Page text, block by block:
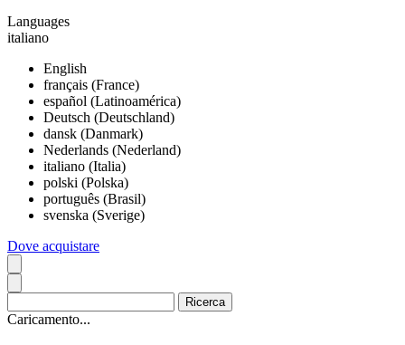
Languages
italiano
English
français (France)
español (Latinoamérica)
Deutsch (Deutschland)
dansk (Danmark)
Nederlands (Nederland)
italiano (Italia)
polski (Polska)
português (Brasil)
svenska (Sverige)
Dove acquistare
Caricamento...